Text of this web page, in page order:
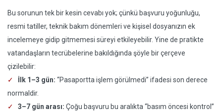
Bu sorunun tek bir kesin cevabı yok; çünkü başvuru yoğunluğu,
resmi tatiller, teknik bakım dönemleri ve kişisel dosyanızın ek
incelemeye gidip gitmemesi süreyi etkileyebilir. Yine de pratikte
vatandaşların tecrübelerine bakıldığında şöyle bir çerçeve
çizilebilir:
İlk 1–3 gün: “Pasaportta işlem görülmedi” ifadesi son derece
normaldir.
3–7 gün arası: Çoğu başvuru bu aralıkta “basım öncesi kontrol”